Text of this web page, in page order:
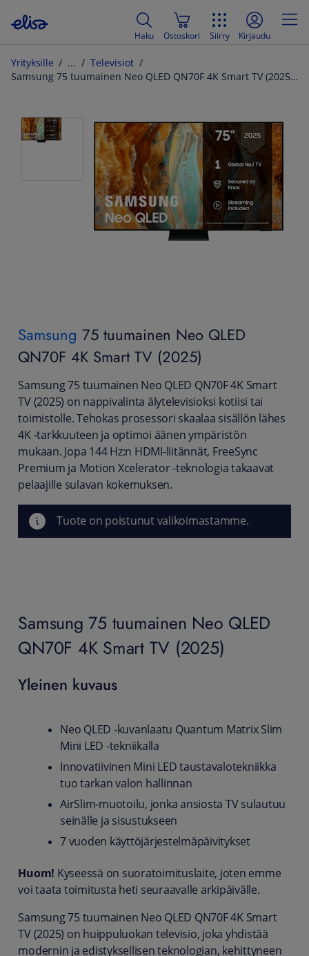
Haku Ostoskori Siirry Kirjaudu
Yrityksille
Televisiot
Samsung 75 tuumainen Neo QLED QN70F 4K Smart TV (2025)
Samsung 75 tuumainen Neo QLED
QN70F 4K Smart TV (2025)
Samsung 75 tuumainen Neo QLED QN70F 4K Smart
TV (2025) on nappivalinta älytelevisioksi kotiisi tai
toimistolle. Tehokas prosessori skaalaa sisällön lähes
4K -tarkkuuteen ja optimoi äänen ympäristön
mukaan. Jopa 144 Hz:n HDMI-liitännät, FreeSync
Premium ja Motion Xcelerator -teknologia takaavat
pelaajille sulavan kokemuksen.
Tuote on poistunut valikoimastamme.
Samsung 75 tuumainen Neo QLED
QN70F 4K Smart TV (2025)
Yleinen kuvaus
Neo QLED -kuvanlaatu Quantum Matrix Slim
Mini LED -tekniikalla
Innovatiivinen Mini LED taustavalotekniikka
tuo tarkan valon hallinnan
AirSlim-muotoilu, jonka ansiosta TV sulautuu
seinälle ja sisustukseen
7 vuoden käyttöjärjestelmäpäivitykset
Huom! Kyseessä on suoratoimituslaite, joten emme
voi taata toimitusta heti seuraavalle arkipäivälle.
Samsung 75 tuumainen Neo QLED QN70F 4K Smart
TV (2025) on huippuluokan televisio, joka yhdistää
modernin ja edistyksellisen teknologian, kehittyneen